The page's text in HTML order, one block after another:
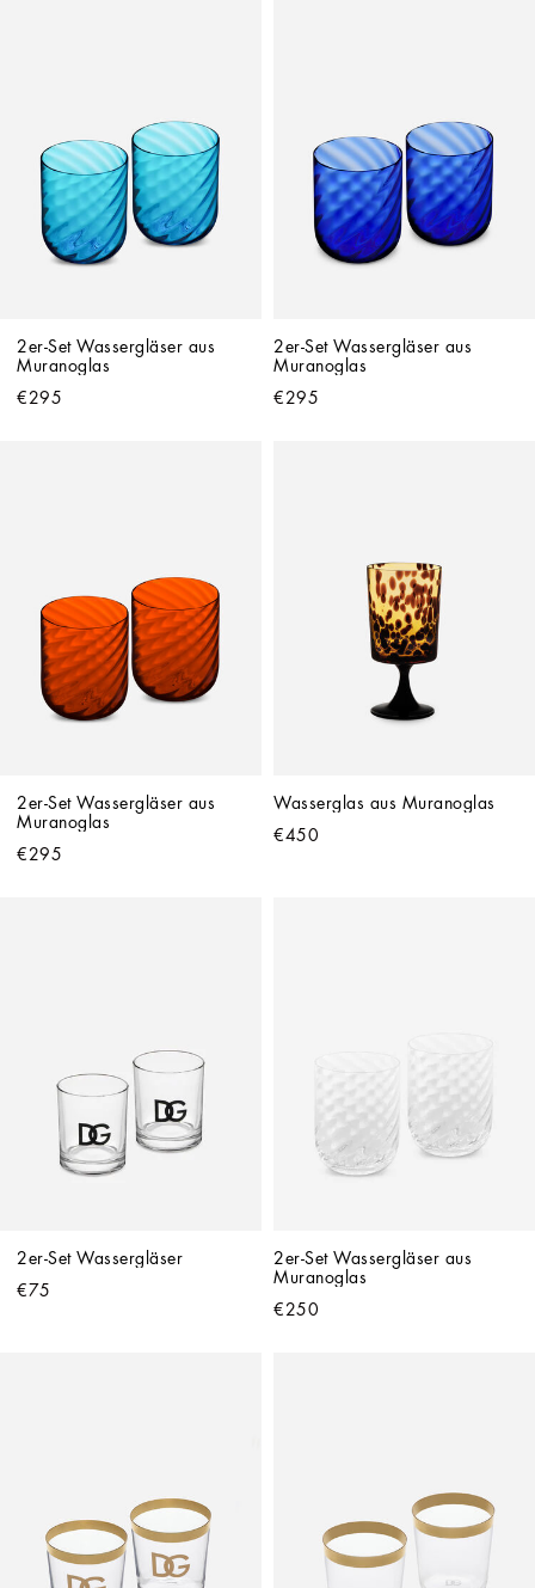
2er-Set Wassergläser aus
Muranoglas
€295
2er-Set Wassergläser aus
Muranoglas
€295
2er-Set Wassergläser aus
Muranoglas
€295
Wasserglas aus Muranoglas
€450
2er-Set Wassergläser
€75
2er-Set Wassergläser aus
Muranoglas
€250